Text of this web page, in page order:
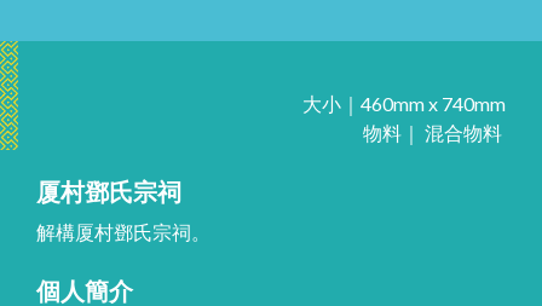
大小｜460mm x 740mm
物料｜ 混合物料
厦村鄧氏宗祠
解構厦村鄧氏宗祠。
個人簡介